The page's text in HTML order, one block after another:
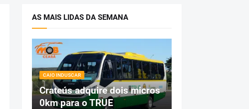
AS MAIS LIDAS DA SEMANA
CAIO INDUSCAR
Crateús adquire dois micros
0km para o TRUE